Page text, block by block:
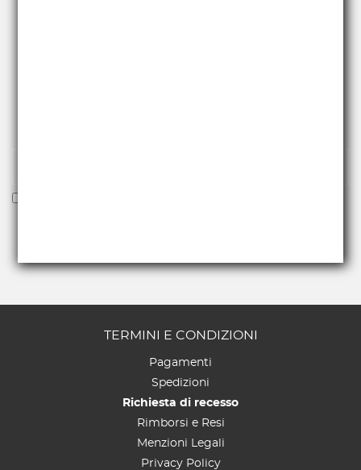
TERMINI E CONDIZIONI
Pagamenti
Spedizioni
Richiesta di recesso
Rimborsi e Resi
Menzioni Legali
Privacy Policy